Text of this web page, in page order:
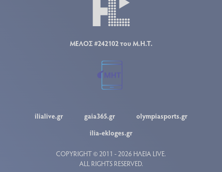
ΜΕΛΟΣ #242102 του Μ.Η.Τ.
ilialive.gr gaia365.gr
olympiasports.gr
ilia-ekloges.gr
COPYRIGHT © 2011 - 2026 ΗΛΕΙΑ LIVE.
ALL RIGHTS RESERVED.